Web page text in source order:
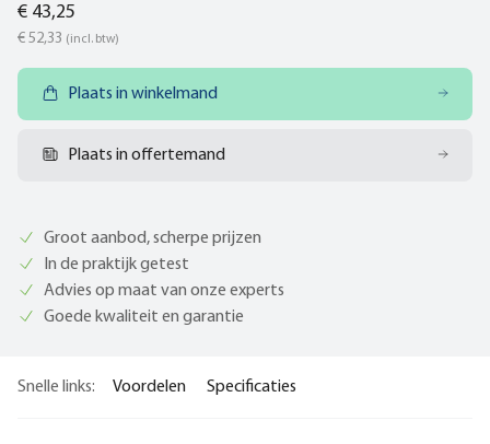
€ 43,25
€ 52,33 (incl. btw)
Plaats in winkelmand
Plaats in offertemand
Groot aanbod, scherpe prijzen
In de praktijk getest
Advies op maat van onze experts
Goede kwaliteit en garantie
Snelle links: Voordelen Specificaties